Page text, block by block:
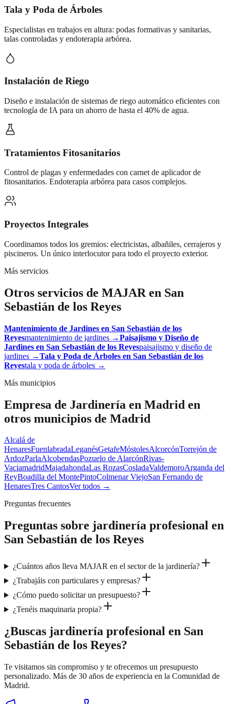
Tala y Poda de Árboles
Especialistas en trabajos en altura: podas formativas y sanitarias,
talas controladas y endoterapia arbórea.
Instalación de Riego
Diseño e instalación de sistemas de riego automático eficientes con
tecnología de IA para un ahorro de hasta el 40% de agua.
Tratamientos Fitosanitarios
Control de plagas y enfermedades con carnet de aplicador de
fitosanitarios. Endoterapia arbórea para casos complejos.
Proyectos Integrales
Coordinamos todos los gremios: electricistas, albañiles, cerrajeros y
piscineros. Un único interlocutor para todo el proyecto exterior.
Más servicios
Otros servicios de MAJAR en San
Sebastián de los Reyes
Mantenimiento de Jardines en San Sebastián de los
Reyesmantenimiento de jardines →Paisajismo y Diseño de
Jardines en San Sebastián de los Reyespaisajismo y diseño de
jardines →Tala y Poda de Árboles en San Sebastián de los
Reyestala y poda de árboles →
Más municipios
Empresa de Jardinería en Madrid en
otros municipios de Madrid
Alcalá de
HenaresFuenlabradaLeganésGetafeMóstolesAlcorcónTorrejón de
ArdozParlaAlcobendasPozuelo de AlarcónRivas-
VaciamadridMajadahondaLas RozasCosladaValdemoroArganda del
ReyBoadilla del MontePintoColmenar ViejoSan Fernando de
HenaresTres CantosVer todos →
Preguntas frecuentes
Preguntas sobre jardinería profesional en
San Sebastián de los Reyes
¿Cuántos años lleva MAJAR en el sector de la jardinería?
¿Trabajáis con particulares y empresas?
¿Cómo puedo solicitar un presupuesto?
¿Tenéis maquinaria propia?
¿Buscas jardinería profesional en San
Sebastián de los Reyes?
Te visitamos sin compromiso y te ofrecemos un presupuesto
personalizado. Más de 30 años de experiencia en la Comunidad de
Madrid.